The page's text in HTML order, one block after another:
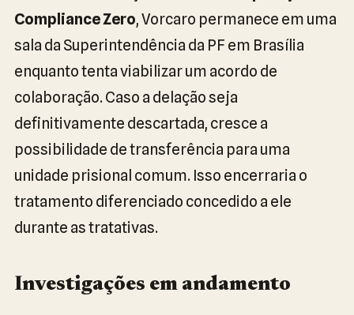
Compliance Zero, Vorcaro permanece em uma
sala da Superintendência da PF em Brasília
enquanto tenta viabilizar um acordo de
colaboração. Caso a delação seja
definitivamente descartada, cresce a
possibilidade de transferência para uma
unidade prisional comum. Isso encerraria o
tratamento diferenciado concedido a ele
durante as tratativas.
Investigações em andamento